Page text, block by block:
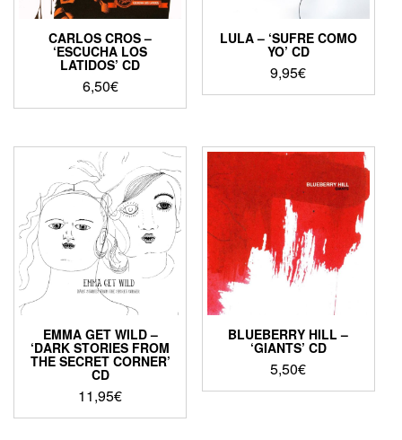
CARLOS CROS –
‘ESCUCHA LOS
LATIDOS’ CD
6,50€
LULA – ‘SUFRE COMO
YO’ CD
9,95€
EMMA GET WILD –
‘DARK STORIES FROM
THE SECRET CORNER’
CD
11,95€
BLUEBERRY HILL –
‘GIANTS’ CD
5,50€